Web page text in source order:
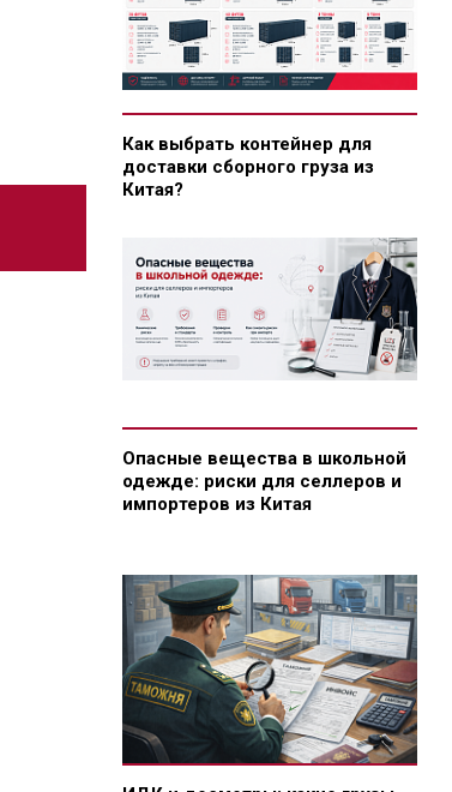
Как выбрать контейнер для
доставки сборного груза из
Китая?
Опасные вещества в школьной
одежде: риски для селлеров и
импортеров из Китая